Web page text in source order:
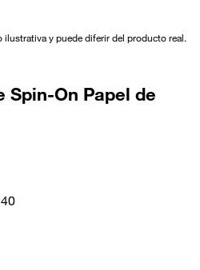
ilustrativa y puede diferir del producto real.
On Papel de